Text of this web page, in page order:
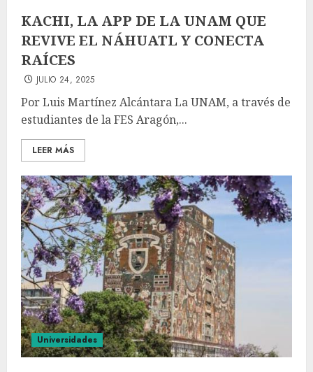
KACHI, LA APP DE LA UNAM QUE
REVIVE EL NÁHUATL Y CONECTA
RAÍCES
JULIO 24, 2025
Por Luis Martínez Alcántara La UNAM, a través de
estudiantes de la FES Aragón,...
LEER MÁS
Universidades